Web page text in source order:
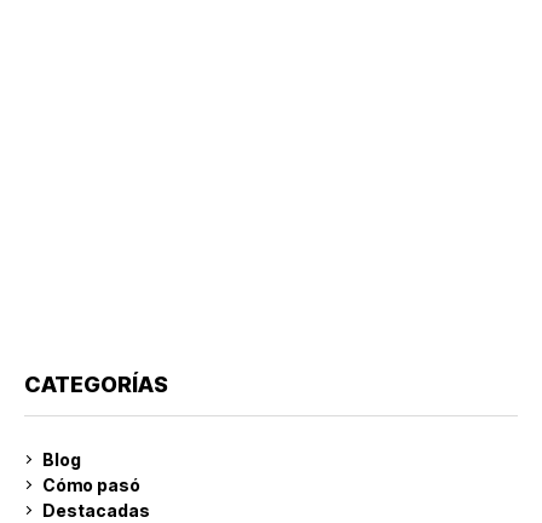
CATEGORÍAS
Blog
Cómo pasó
Destacadas